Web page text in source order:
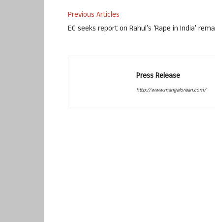
Previous Articles
EC seeks report on Rahul’s ‘Rape in India’
Press Release
http://www.mangalorean.com/